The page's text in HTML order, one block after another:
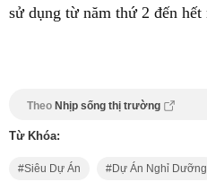
sử dụng từ năm thứ 2 đến
Theo Nhịp sống thị trường
Từ Khóa:
Siêu Dự Án Dự Án Nghỉ Dưỡng